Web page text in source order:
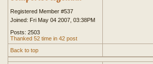
Registered Member #537
Joined: Fri May 04 2007, 03:38PM
Posts: 2503
Thanked 52 time in 42 post
Back to top